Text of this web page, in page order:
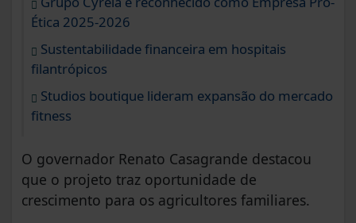
Ética 2025-2026
Sustentabilidade financeira em hospitais
filantrópicos
Studios boutique lideram expansão do mercado
fitness
O governador Renato Casagrande destacou
que o projeto traz oportunidade de
crescimento para os agricultores familiares.